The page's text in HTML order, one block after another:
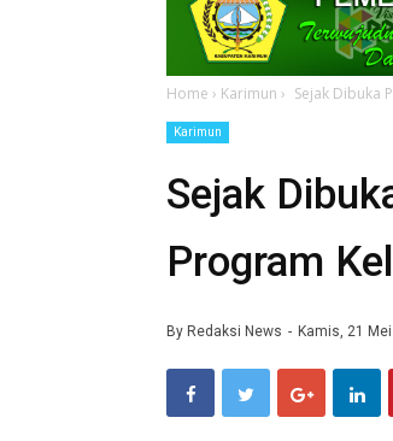
Home › Karimun › Sejak Dibuka
Karimun
Sejak
Program
By Redaksi News Kamis, 21